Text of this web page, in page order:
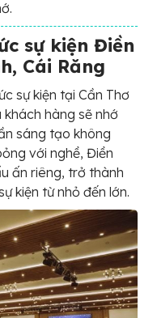
sự kiện Điền
Cái Răng
sự kiện tại Cần Thơ
hàng sẽ nhớ
sáng tạo không
với nghề, Điền
ấn riêng, trở thành
kiện từ nhỏ đến lớn.